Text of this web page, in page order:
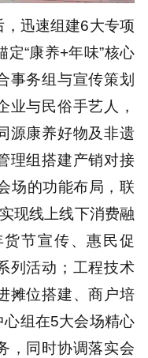
迅速组建6大专项
“康养+年味”核心
事务组与宣传策划
业与民俗手艺人，
源康养好物及非遗
理组搭建产销对接
场的功能布局，联
现线上线下消费融
节宣传、惠民促
列活动；工程技术
摊位搭建、商户培
组在5大会场精心
，同时协调落实会